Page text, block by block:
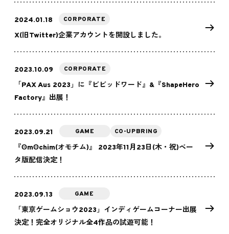
2024.01.18 CORPORATE
X(旧Twitter)企業アカウントを開設しました。
2023.10.09 CORPORATE
「PAX Aus 2023」に『ビビッドワード』&『ShapeHero
Factory』出展！
2023.09.21 GAME CO-UPBRING
『ʘmʘchim(オモチム)』 2023年11月23日(木・祝)ベー
タ版配信決定！
2023.09.13 GAME
「東京ゲームショウ2023」インディゲームコーナー出展
決定！完全オリジナル全4作品の試遊可能！